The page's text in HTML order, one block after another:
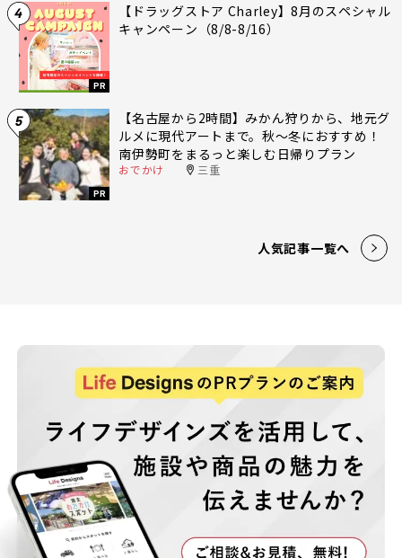
4
PR
【ドラッグストア Charley】8月のスペシャル
キャンペーン（8/8-8/16）
5
PR
【名古屋から2時間】みかん狩りから、地元グ
ルメに現代アートまで。秋〜冬におすすめ！
南伊勢町をまるっと楽しむ日帰りプラン
おでかけ 三重
人気記事一覧へ